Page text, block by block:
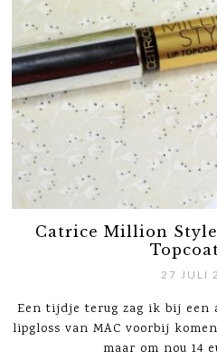
Catrice Million
27 JULI
Een tijdje terug zag ik bij een
lipgloss van MAC voorbij
maar om nou 14